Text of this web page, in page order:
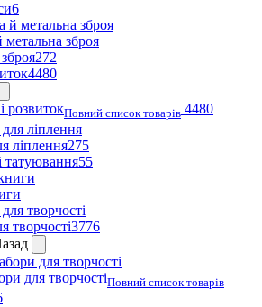
6
зброя
272
4480
розвитокПовний список товарів 4480
ліплення275
татуювання55
творчості3776
для творчостіПовний список товарів